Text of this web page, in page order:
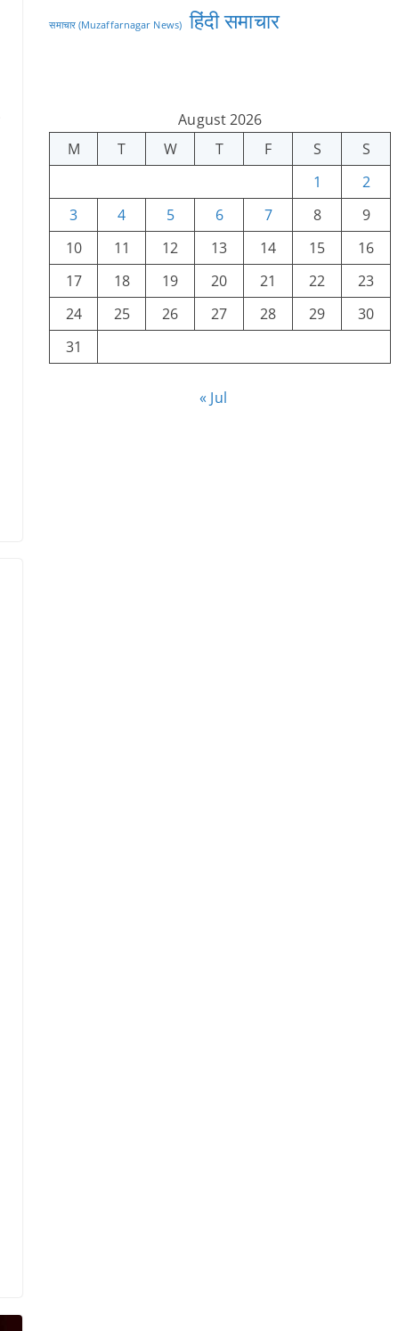
समाचार (Muzaffarnagar News) हिंदी समाचार
August 2026
M
T W T F S
S
1
2
3
4 5 6 7 8
9
10
11 12 13 14 15
16
17
18 19 20 21 22
23
24
25 26 27 28 29
30
31
« Jul